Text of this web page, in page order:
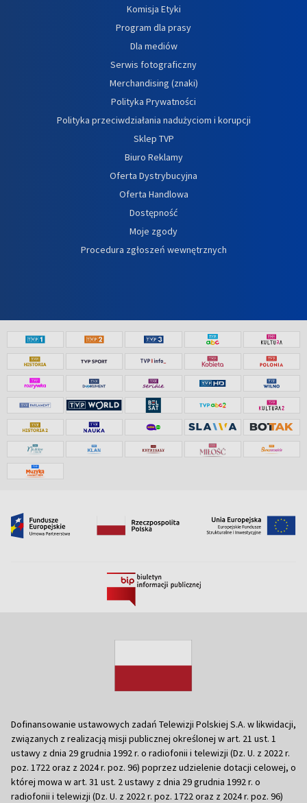
Komisja Etyki
Program dla prasy
Dla mediów
Serwis fotograficzny
Merchandising (znaki)
Polityka Prywatności
Polityka przeciwdziałania nadużyciom i korupcji
Sklep TVP
Biuro Reklamy
Oferta Dystrybucyjna
Oferta Handlowa
Dostępność
Moje zgody
Procedura zgłoszeń wewnętrznych
Dofinansowanie ustawowych zadań Telewizji Polskiej S.A. w likwidacji,
związanych z realizacją misji publicznej określonej w art. 21 ust. 1
ustawy z dnia 29 grudnia 1992 r. o radiofonii i telewizji (Dz. U. z 2022 r.
poz. 1722 oraz z 2024 r. poz. 96) poprzez udzielenie dotacji celowej, o
której mowa w art. 31 ust. 2 ustawy z dnia 29 grudnia 1992 r. o
radiofonii i telewizji (Dz. U. z 2022 r. poz. 1722 oraz z 2024 r. poz. 96)